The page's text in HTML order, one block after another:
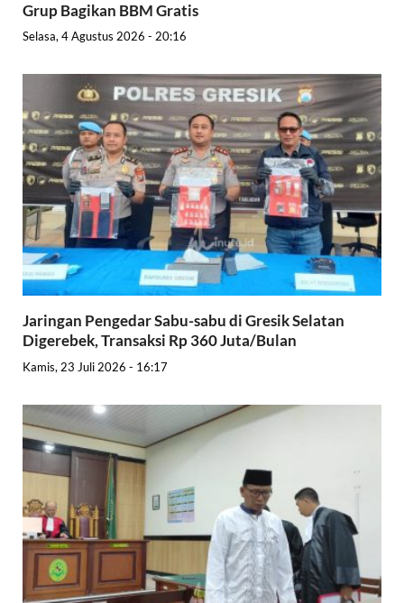
Grup Bagikan BBM Gratis
Selasa, 4 Agustus 2026 - 20:16
Jaringan Pengedar Sabu-sabu di Gresik Selatan
Digerebek, Transaksi Rp 360 Juta/Bulan
Kamis, 23 Juli 2026 - 16:17